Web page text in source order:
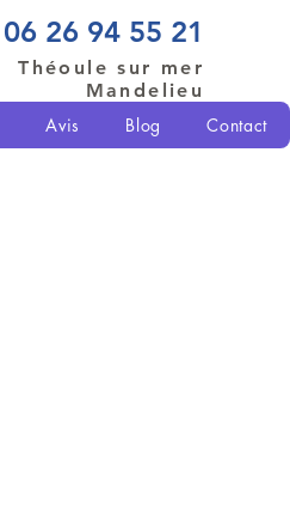
06 26 94 55 21
Théoule sur mer
Mandelieu
Avis Blog Contact